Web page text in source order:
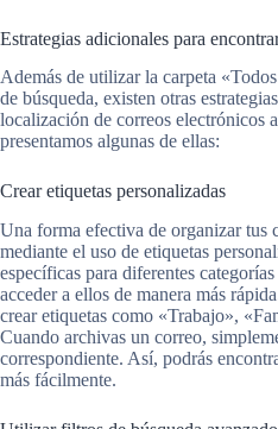
Estrategias adicionales para
Además de utilizar la carpeta
de búsqueda, existen otras
localización de correos electrónicos
presentamos algunas de ellas:
Crear etiquetas personalizadas
Una forma efectiva de organizar tus
mediante el uso de etiquetas
específicas para diferentes
acceder a ellos de manera más
crear etiquetas como «Trabajo»,
Cuando archivas un correo,
correspondiente. Así, podrás
más fácilmente.